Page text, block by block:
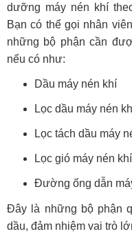
dưỡng máy nén khí
Bạn có thể gọi nhân
những bộ phận cần
nếu có như:
Dầu máy nén khí
Lọc dầu máy nén
Lọc tách dầu máy
Lọc gió máy nén khí
Đường ống dẫn
Đây là những bộ phận
dầu, đảm nhiệm vai trò